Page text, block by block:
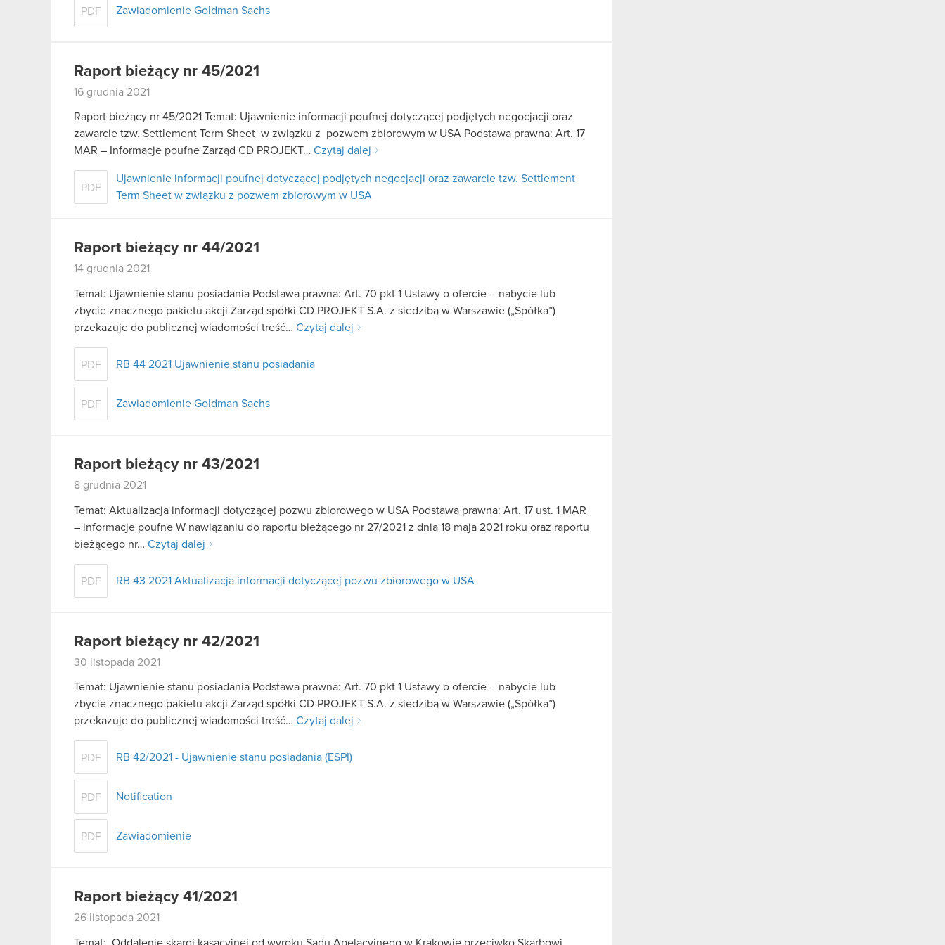
PDF Zawiadomienie Goldman Sachs
Raport bieżący nr 45/2021
16 grudnia 2021
Raport bieżący nr 45/2021 Temat: Ujawnienie informacji poufnej dotyczącej podjętych negocjacji oraz
zawarcie tzw. Settlement Term Sheet w związku z pozwem zbiorowym w USA Podstawa prawna: Art. 17
MAR – Informacje poufne Zarząd CD PROJEKT… Czytaj dalej
PDF
Ujawnienie informacji poufnej dotyczącej podjętych negocjacji oraz zawarcie tzw. Settlement
Term Sheet w związku z pozwem zbiorowym w USA
Raport bieżący nr 44/2021
14 grudnia 2021
Temat: Ujawnienie stanu posiadania Podstawa prawna: Art. 70 pkt 1 Ustawy o ofercie – nabycie lub
zbycie znacznego pakietu akcji Zarząd spółki CD PROJEKT S.A. z siedzibą w Warszawie („Spółka”)
przekazuje do publicznej wiadomości treść… Czytaj dalej
PDF RB 44 2021 Ujawnienie stanu posiadania
PDF Zawiadomienie Goldman Sachs
Raport bieżący nr 43/2021
8 grudnia 2021
Temat: Aktualizacja informacji dotyczącej pozwu zbiorowego w USA Podstawa prawna: Art. 17 ust. 1 MAR
– informacje poufne W nawiązaniu do raportu bieżącego nr 27/2021 z dnia 18 maja 2021 roku oraz raportu
bieżącego nr… Czytaj dalej
PDF RB 43 2021 Aktualizacja informacji dotyczącej pozwu zbiorowego w USA
Raport bieżący nr 42/2021
30 listopada 2021
Temat: Ujawnienie stanu posiadania Podstawa prawna: Art. 70 pkt 1 Ustawy o ofercie – nabycie lub
zbycie znacznego pakietu akcji Zarząd spółki CD PROJEKT S.A. z siedzibą w Warszawie („Spółka”)
przekazuje do publicznej wiadomości treść… Czytaj dalej
PDF RB 42/2021 - Ujawnienie stanu posiadania (ESPI)
PDF Notification
PDF Zawiadomienie
Raport bieżący 41/2021
26 listopada 2021